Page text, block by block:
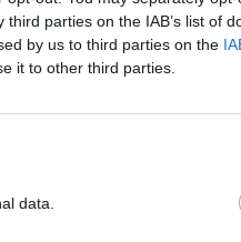
parties on the IAB’s list of
by us to third parties on the
it to other third parties.
data.
stampella,
che hanno
tra i
della
Il
davanti